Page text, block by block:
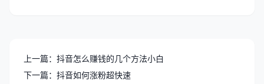
上一篇：抖音怎么赚钱的几个方法小白
下一篇：抖音如何涨粉超快速